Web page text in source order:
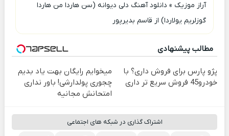
آراز موزیک » دانلود آهنگ دلی دیوانه (سن هاردا من هاردا
گوزلریم یولاردا) از قاسم بدیرپور
مطالب پیشنهادی
پژو پارس برای فروش داری؟ با
خودرو45 فروش سریع تر داری
میخوایم رایگان بهت یاد بدیم
چجوری پولدارشی! باور نداری
امتحانش مجانیه
اشتراک گذاری در شبکه های اجتماعی